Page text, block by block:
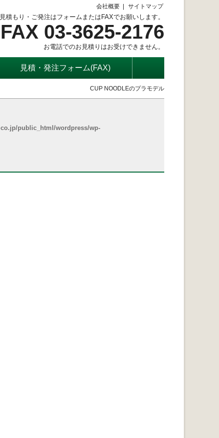
会社概要 サイトマップ
積もり・ご発注はフォームまたはFAXでお願いします。
FAX 03-3625-2176
お電話でのお見積りはお受けできません。
見積・発注フォーム(FAX)
CUP NOODLEのプラモデル
public_html/wordpress/wp-